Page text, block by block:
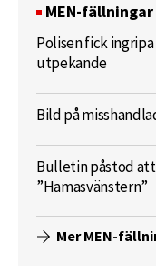
MEN-fällningar
Polisen fick
utpekande
Bild på
Bulletin påstod
”Hamasvänstern”
Mer MEN-